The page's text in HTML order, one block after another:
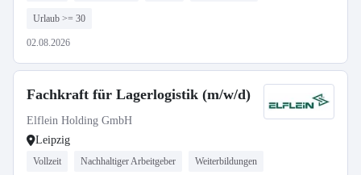
Urlaub >= 30
02.08.2026
Fachkraft für Lagerlogistik (m/w/d)
Elflein Holding GmbH
Leipzig
Vollzeit Nachhaltiger Arbeitgeber Weiterbildungen